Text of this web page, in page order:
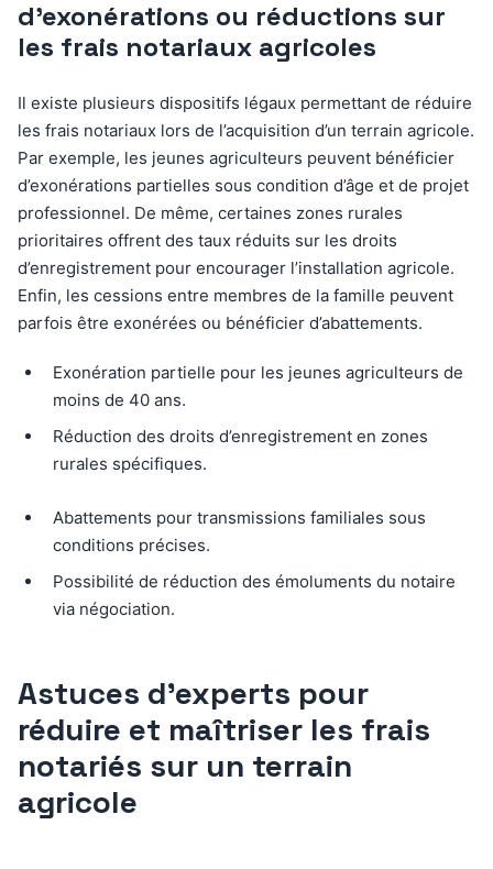
d’exonérations ou réductions sur
les frais notariaux agricoles
Il existe plusieurs dispositifs légaux permettant de réduire
les frais notariaux lors de l’acquisition d’un terrain agricole.
Par exemple, les jeunes agriculteurs peuvent bénéficier
d’exonérations partielles sous condition d’âge et de projet
professionnel. De même, certaines zones rurales
prioritaires offrent des taux réduits sur les droits
d’enregistrement pour encourager l’installation agricole.
Enfin, les cessions entre membres de la famille peuvent
parfois être exonérées ou bénéficier d’abattements.
Exonération partielle pour les jeunes agriculteurs de
moins de 40 ans.
Réduction des droits d’enregistrement en zones
rurales spécifiques.
Abattements pour transmissions familiales sous
conditions précises.
Possibilité de réduction des émoluments du notaire
via négociation.
Astuces d’experts pour
réduire et maîtriser les frais
notariés sur un terrain
agricole